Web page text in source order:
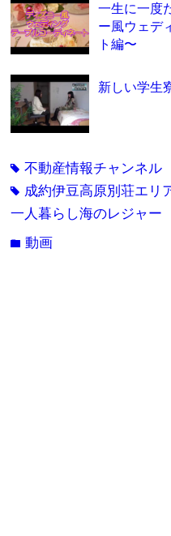
一生に一度
ー風ウェデ
ト編〜
新しい学生
tag不動産情報チャンネル
tag 成約伊豆高原別荘エリ
一人暮らし海のレジャー
folder動画